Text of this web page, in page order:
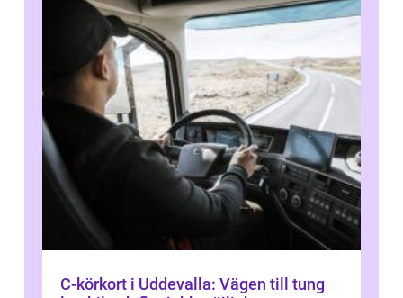
C-körkort i Uddevalla: Vägen till tung